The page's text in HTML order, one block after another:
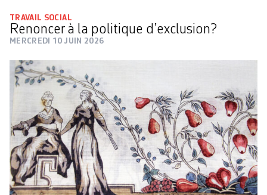
TRAVAIL SOCIAL
Renoncer à la politique d’exclusion?
MERCREDI 10 JUIN 2026